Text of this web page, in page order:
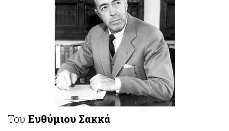
Του Ευθύμιου Σακκά